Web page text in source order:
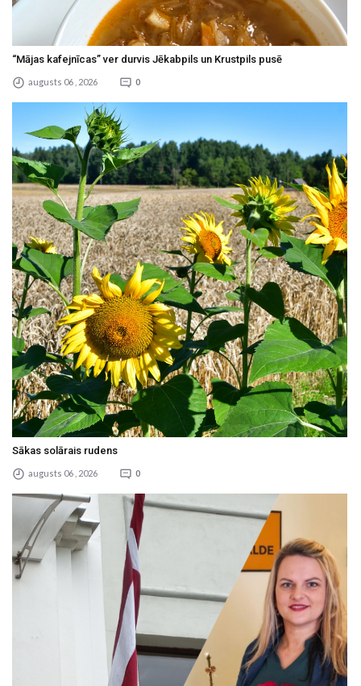
“Mājas kafejnīcas” ver durvis Jēkabpils un Krustpils pusē
augusts 06 , 2026 0
Sākas solārais rudens
augusts 06 , 2026 0